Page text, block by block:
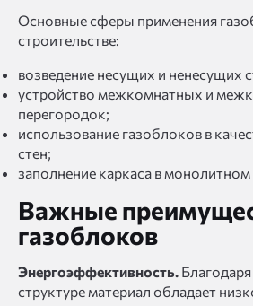
Основные сферы применения
строительстве:
возведение несущих и ненесущих
устройство межкомнатных и
перегородок;
использование газоблоков в
стен;
заполнение каркаса в монолитном
Важные
газоблоков
Энергоэффективность.
структуре материал обладает